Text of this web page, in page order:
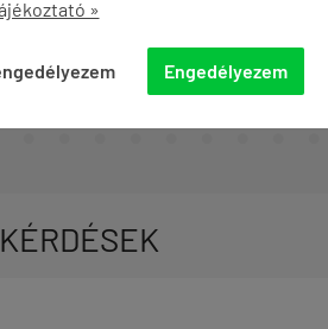
»
Engedélyezem
KÉRDÉSEK